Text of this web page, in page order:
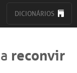
DICIONÁRIOS
reconvir